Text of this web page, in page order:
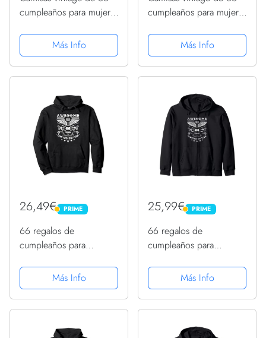
cumpleaños para mujer,
Sudadera con Capucha
Más Info
cumpleaños para mujer,
Sudadera con Capucha
Más Info
26,49€ PRIME
PRIME
66 regalos de
cumpleaños para
66 cumpleaños
Sudadera con Capucha
Más Info
25,99€ PRIME
PRIME
66 regalos de
cumpleaños para
66 cumpleaños
Sudadera con Capucha
Más Info